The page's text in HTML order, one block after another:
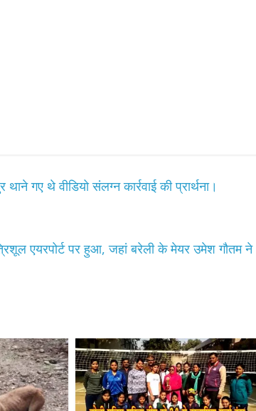
गए थे वीडियो संलग्न कार्रवाई की प्रार्थना।
एयरपोर्ट पर हुआ, जहां बरेली के मेयर उमेश गौतम ने